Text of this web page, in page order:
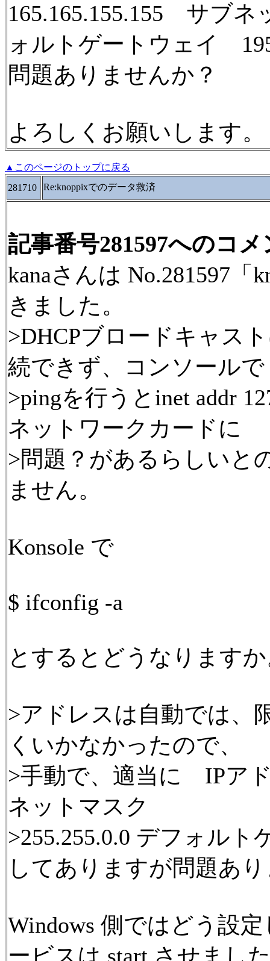
165.165.155.155 サブ
ォルトゲートウェイ
問題ありませんか？
よろしくお願いします。
▲このページのトップに戻る
281710
Re:knoppixでのデータ救済
記事番号281597へのコメ
kanaさんは No.281597
きました。
>DHCPブロードキャス
続できず、コンソールで
>pingを行うとinet addr
ネットワークカードに
>問題？があるらしいと
ません。
Konsole で
$ ifconfig -a
とするとどうなります
>アドレスは自動では、
くいかなかったので、
>手動で、適当に IPア
ネットマスク
>255.255.0.0 デフォル
してありますが問題あ
Windows 側ではどう設
ービスは start させまし